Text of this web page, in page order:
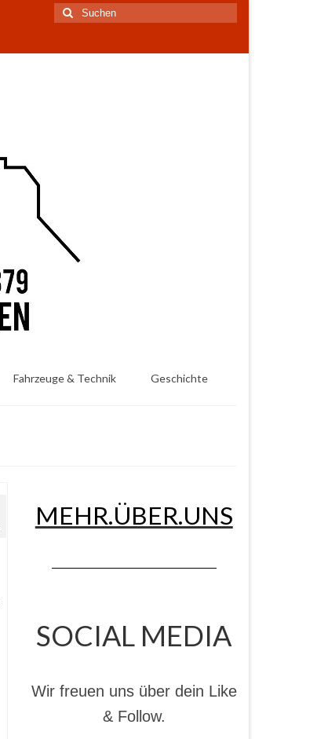
Suchen
nach:
Fahrzeuge & Technik Geschichte
MEHR.ÜBER.UNS
SOCIAL MEDIA
Wir freuen uns über dein Like
& Follow.